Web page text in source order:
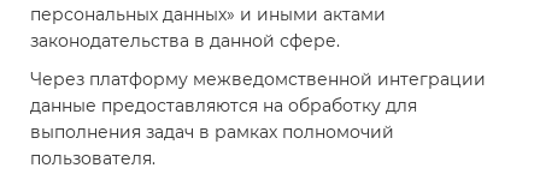
персональных данных» и иными актами
законодательства в данной сфере.
Через платформу межведомственной интеграции
данные предоставляются на обработку для
выполнения задач в рамках полномочий
пользователя.